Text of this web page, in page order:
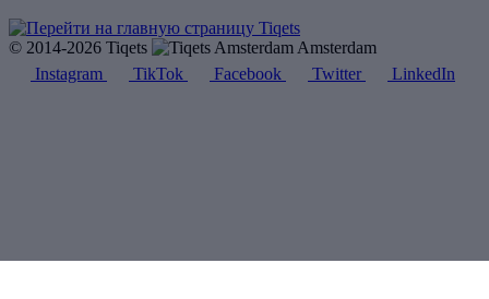
© 2014-2026 Tiqets
Amsterdam
Instagram
TikTok Facebook Twitter LinkedIn